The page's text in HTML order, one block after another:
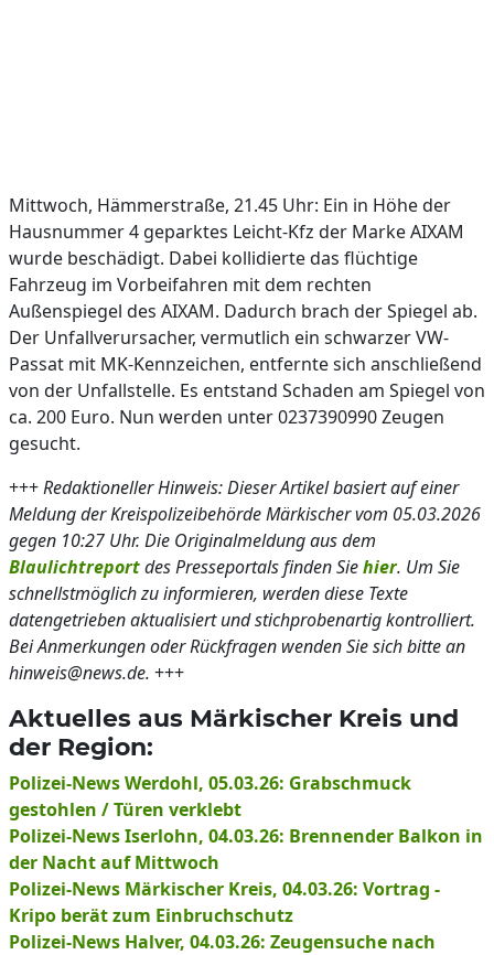
Mittwoch, Hämmerstraße, 21.45 Uhr: Ein in Höhe der
Hausnummer 4 geparktes Leicht-Kfz der Marke AIXAM
wurde beschädigt. Dabei kollidierte das flüchtige
Fahrzeug im Vorbeifahren mit dem rechten
Außenspiegel des AIXAM. Dadurch brach der Spiegel ab.
Der Unfallverursacher, vermutlich ein schwarzer VW-
Passat mit MK-Kennzeichen, entfernte sich anschließend
von der Unfallstelle. Es entstand Schaden am Spiegel von
ca. 200 Euro. Nun werden unter 0237390990 Zeugen
gesucht.
+++Redaktioneller Hinweis: Dieser Artikel basiert auf einer
Meldung der Kreispolizeibehörde Märkischer vom 05.03.2026
gegen 10:27 Uhr. Die Originalmeldung aus dem
Blaulichtreportdes Presseportals finden Siehier. Um Sie
schnellstmöglich zu informieren, werden diese Texte
datengetrieben aktualisiert und stichprobenartig kontrolliert.
Bei Anmerkungen oder Rückfragen wenden Sie sich bitte an
hinweis@news.de. +++
Aktuelles aus Märkischer Kreis und
der Region:
Polizei-News Werdohl, 05.03.26: Grabschmuck
gestohlen / Türen verklebt
Polizei-News Iserlohn, 04.03.26: Brennender Balkon in
der Nacht auf Mittwoch
Polizei-News Märkischer Kreis, 04.03.26: Vortrag -
Kripo berät zum Einbruchschutz
Polizei-News Halver, 04.03.26: Zeugensuche nach